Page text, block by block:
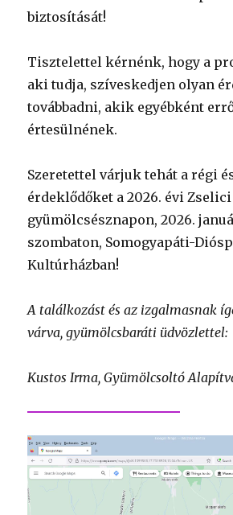
biztosítását!
Tisztelettel kérnénk, hogy a
aki tudja, szíveskedjen olyan
továbbadni, akik egyébként
értesülnének.
Szeretettel várjuk tehát a régi
érdeklődőket a 2026. évi Zselici
gyümölcsésznapon, 2026.
szombaton, Somogyapáti-
Kultúrházban!
A találkozást és az izgalmasnak
várva, gyümölcsbaráti üdvözlettel:
Kustos Irma, Gyümölcsoltó